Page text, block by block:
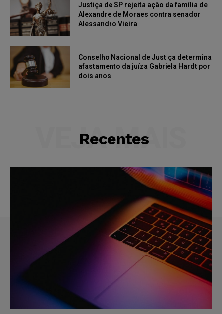
Justiça de SP rejeita ação da família de
Alexandre de Moraes contra senador
Alessandro Vieira
Conselho Nacional de Justiça determina
afastamento da juíza Gabriela Hardt por
dois anos
Recentes
VEJA MAIS